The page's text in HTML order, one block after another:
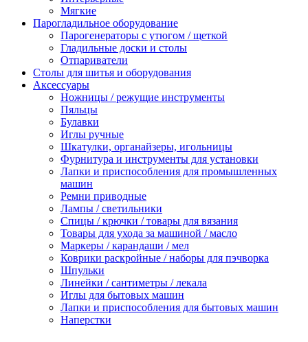
Мягкие
Парогладильное оборудование
Парогенераторы с утюгом / щеткой
Гладильные доски и столы
Отпариватели
Столы для шитья и оборудования
Аксессуары
Ножницы / режущие инструменты
Пяльцы
Булавки
Иглы ручные
Шкатулки, органайзеры, игольницы
Фурнитура и инструменты для установки
Лапки и приспособления для промышленных
машин
Ремни приводные
Лампы / светильники
Спицы / крючки / товары для вязания
Товары для ухода за машиной / масло
Маркеры / карандаши / мел
Коврики раскройные / наборы для пэчворка
Шпульки
Линейки / сантиметры / лекала
Иглы для бытовых машин
Лапки и приспособления для бытовых машин
Наперстки